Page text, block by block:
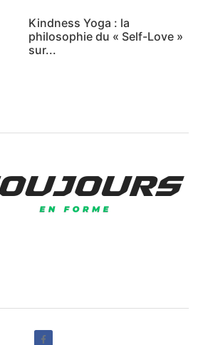
Kindness Yoga : la
philosophie du « Self-Love »
sur...